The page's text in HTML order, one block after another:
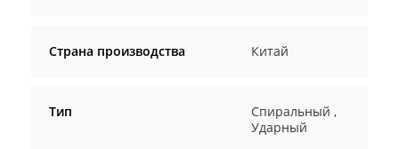
Страна производства Китай
Тип Спиральный ,
Ударный